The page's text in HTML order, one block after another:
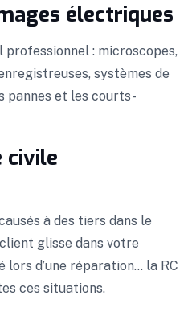
électriques
: microscopes,
systèmes de
pannes et les courts-
civile
à des tiers dans le
glisse dans votre
lors d’une réparation… la RC
ces situations.